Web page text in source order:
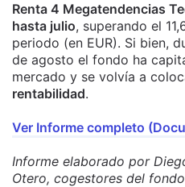
Renta 4 Megatendencias
hasta julio, superando el
periodo (en EUR). Si bien,
de agosto el fondo ha
mercado y se volvía a
rentabilidad.
Ver Informe completo
Informe elaborado por
Otero, cogestores del